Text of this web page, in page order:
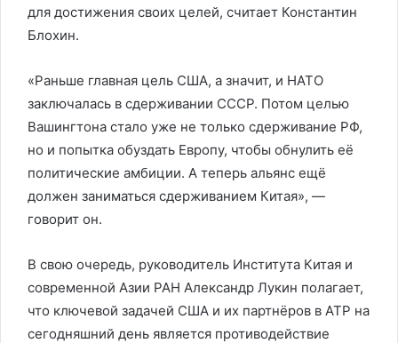
для достижения своих целей, считает Константин
Блохин.
«Раньше главная цель США, а значит, и НАТО
заключалась в сдерживании СССР. Потом целью
Вашингтона стало уже не только сдерживание РФ,
но и попытка обуздать Европу, чтобы обнулить её
политические амбиции. А теперь альянс ещё
должен заниматься сдерживанием Китая», —
говорит он.
В свою очередь, руководитель Института Китая и
современной Азии РАН Александр Лукин полагает,
что ключевой задачей США и их партнёров в АТР на
сегодняшний день является противодействие